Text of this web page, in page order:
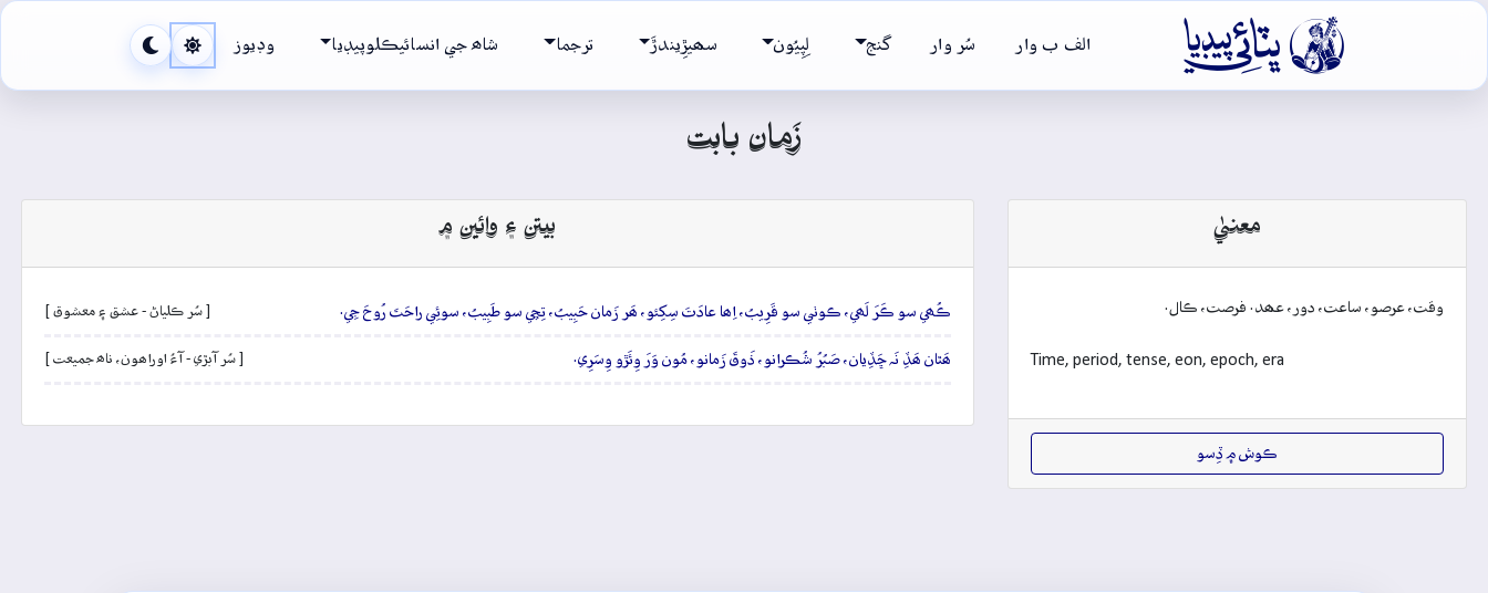
 الف ب وار سُر وار گنج لِپِيُون سھيڙِيندڙَ ترجما شاھ جي انسائيڪلوپيڊيا وڊيوز
زَمان بابت
معنيٰ
وقت، عرصو، ساعت، دور، عھد. فرصت، ڪال.
Time, period, tense, eon, epoch, era
ڪوش ۾ ڏِسو
بيتن ۽ وائين ۾
ڪُھي سو ڪَرَ لَھي، ڪوٺي سو قَرِيبُ، اِھا عادَتَ سِکِئو، ھَر زَمان حَبِيبُ، تِڇي سو طَبِيبُ، سوئِي راحَتَ رُوحَ جِي. [ سُر ڪلياڻ - عشق ۽ معشوق ]
ھَٿان ھَڏِ نَہ ڇَڏِيان، صَبُرُ شُڪرانو، ذَوقَ زَمانو، مُون وَرَ وِئَڙو وِسَرِي. [ سُر آبڙي - آءُ اوراھون، ناھ جميعت ]